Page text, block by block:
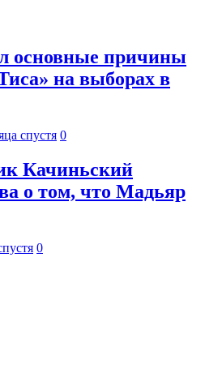
основные причины
на выборах в
спустя 0
Качиньский
о том, что Мадьяр
0